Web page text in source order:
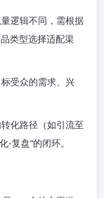
逻辑不同，需根据
类型选择适配渠
受众的需求、兴
化路径（如引流至
复盘”的闭环。